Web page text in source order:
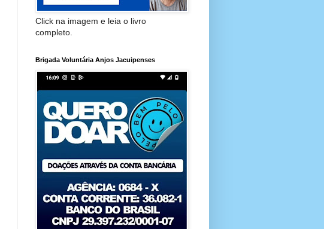
Click na imagem e leia o livro
completo.
Brigada Voluntária Anjos Jacuipenses